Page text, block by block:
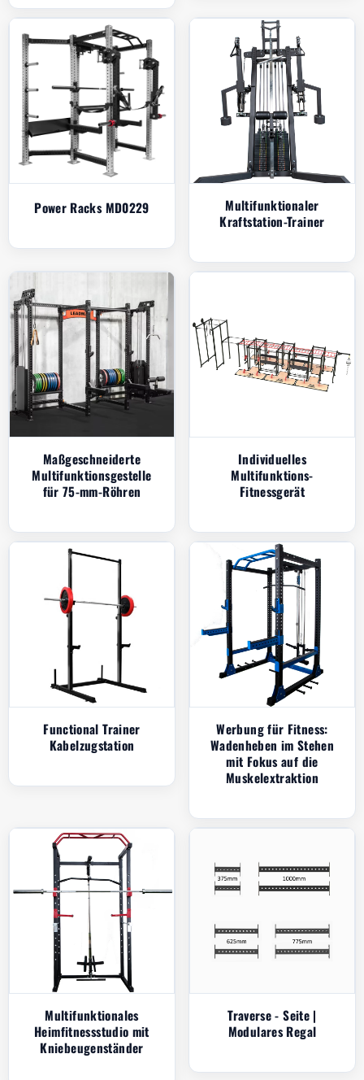
Power Racks MD0229
Multifunktionaler
Kraftstation-Trainer
Maßgeschneiderte
Multifunktionsgestelle
für 75-mm-Röhren
Individuelles
Multifunktions-
Fitnessgerät
Functional Trainer
Kabelzugstation
Werbung für Fitness:
Wadenheben im Stehen
mit Fokus auf die
Muskelextraktion
Multifunktionales
Heimfitnessstudio mit
Kniebeugenständer
Traverse - Seite |
Modulares Regal